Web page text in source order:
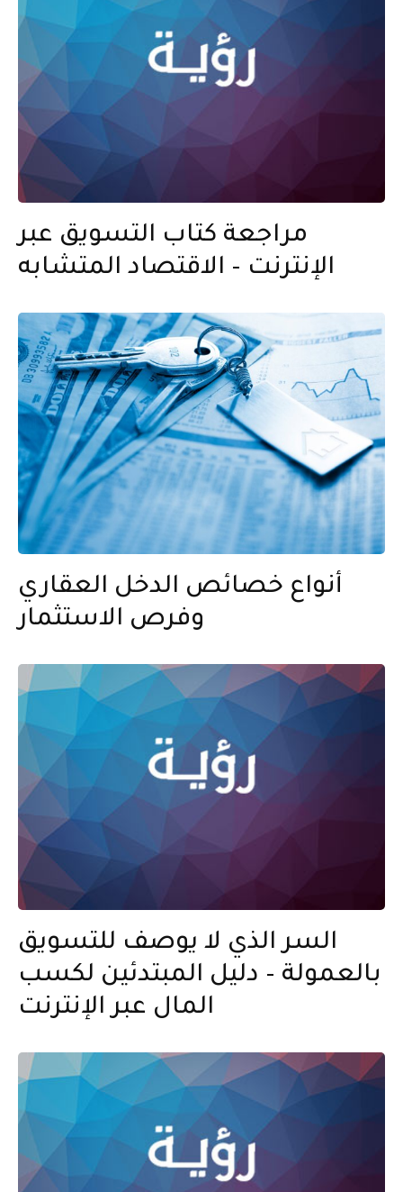
مراجعة كتاب التسويق عبر
الإنترنت – الاقتصاد المتشابه
أنواع خصائص الدخل العقاري
وفرص الاستثمار
السر الذي لا يوصف للتسويق
بالعمولة – دليل المبتدئين لكسب
المال عبر الإنترنت